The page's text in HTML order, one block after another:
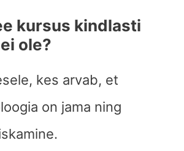
kursus kindlasti
ole?
kes arvab, et
on jama ning